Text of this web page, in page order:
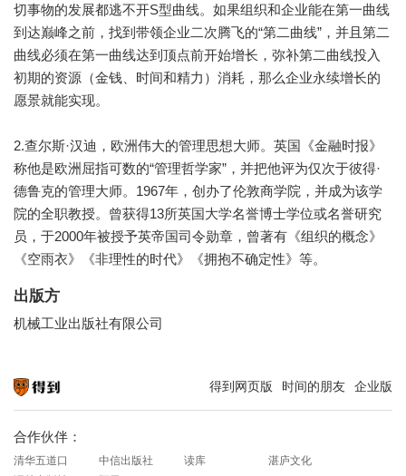
切事物的发展都逃不开S型曲线。如果组织和企业能在第一曲线
到达巅峰之前，找到带领企业二次腾飞的“第二曲线”，并且第二
曲线必须在第一曲线达到顶点前开始增长，弥补第二曲线投入
初期的资源（金钱、时间和精力）消耗，那么企业永续增长的
愿景就能实现。
2.查尔斯·汉迪，欧洲伟大的管理思想大师。英国《金融时报》
称他是欧洲屈指可数的“管理哲学家”，并把他评为仅次于彼得·
德鲁克的管理大师。1967年，创办了伦敦商学院，并成为该学
院的全职教授。曾获得13所英国大学名誉博士学位或名誉研究
员，于2000年被授予英帝国司令勋章，曾著有《组织的概念》
《空雨衣》《非理性的时代》《拥抱不确定性》等。
出版方
机械工业出版社有限公司
得到网页版 时间的朋友 企业版
合作伙伴：
清华五道口 中信出版社 读库
湛庐文化